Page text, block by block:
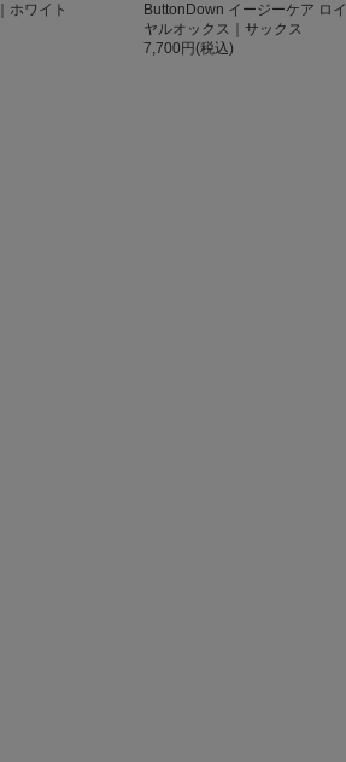
ホワイト
ButtonDown イージーケア ロイ
ヤルオックス｜サックス
7,700円(税込)